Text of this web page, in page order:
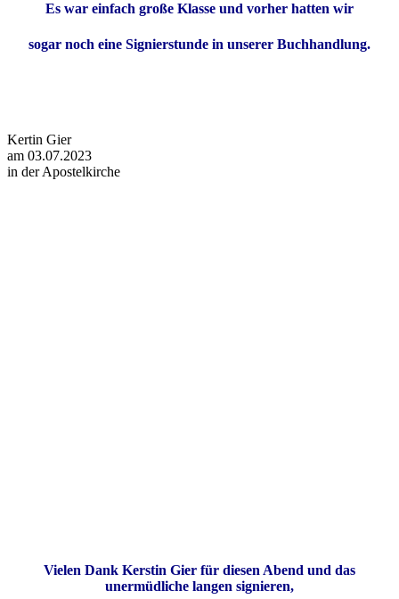
Es war einfach große Klasse und vorher hatten wir
sogar noch eine Signierstunde in unserer Buchhandlung.
Kertin Gier
am 03.07.2023
in der Apostelkirche
Vielen Dank Kerstin Gier für diesen Abend und das
unermüdliche langen signieren,